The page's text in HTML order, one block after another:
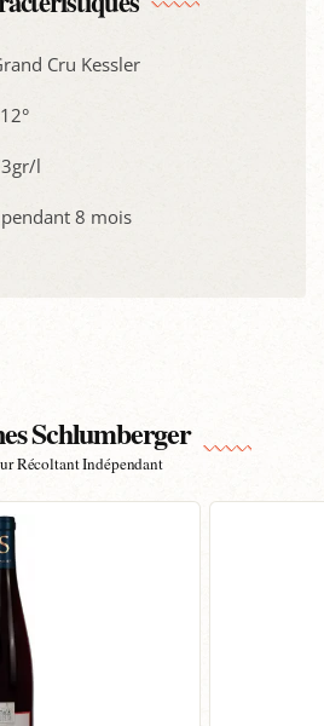
Cru Kessler
l
8 mois
Schlumberger
Récoltant Indépendant